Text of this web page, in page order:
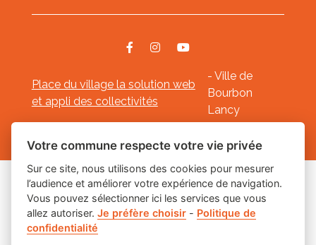
Place du village la solution web
et appli des collectivités
- Ville de
Bourbon
Lancy
Mentions légales-- Gestion des cookies
Les labels
Votre commune respecte votre vie privée
Sur ce site, nous utilisons des cookies pour mesurer
l’audience et améliorer votre expérience de navigation.
Vous pouvez sélectionner ici les services que vous
allez autoriser.Je préfère choisir - Politique de
confidentialité